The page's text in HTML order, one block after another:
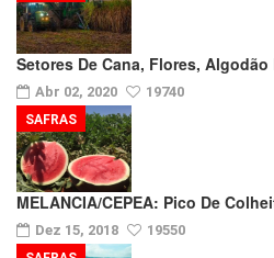
Setores De Cana, Flores,
Abr 02, 2020 19740
MELANCIA/CEPEA: Pico De
Dez 15, 2018 19550
SAFRAS